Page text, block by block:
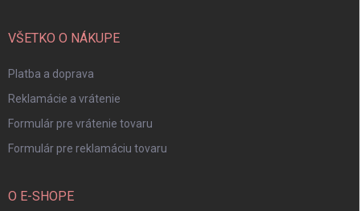
VŠETKO O NÁKUPE
Platba a doprava
Reklamácie a vrátenie
Formulár pre vrátenie tovaru
Formulár pre reklamáciu tovaru
O E-SHOPE